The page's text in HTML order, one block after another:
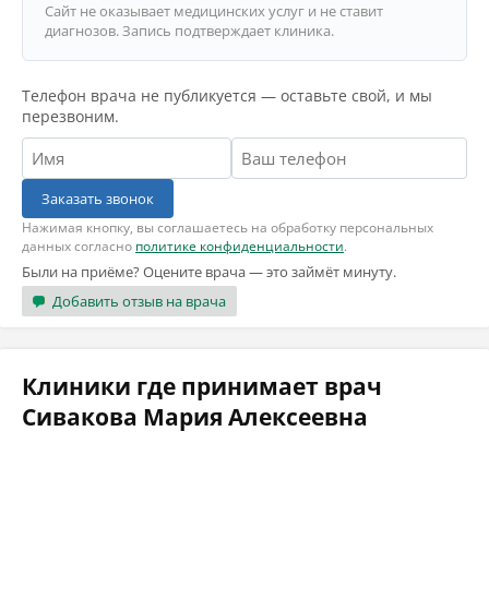
Сайт не оказывает медицинских услуг и не ставит
диагнозов. Запись подтверждает клиника.
Телефон врача не публикуется — оставьте свой, и мы
перезвоним.
Заказать звонок
Нажимая кнопку, вы соглашаетесь на обработку персональных
данных согласно политике конфиденциальности.
Были на приёме? Оцените врача — это займёт минуту.
Добавить отзыв на врача
Клиники где принимает врач
Сивакова Мария Алексеевна